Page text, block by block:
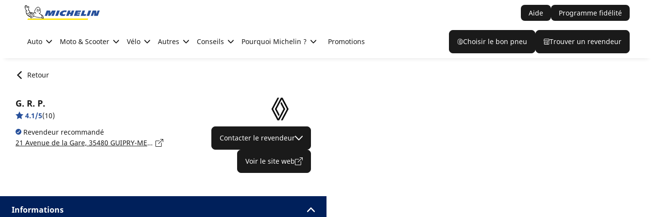
Go to page content
Aide Programme fidélité
Auto Moto & Scooter Vélo Autres Conseils Pourquoi Michelin ? Promotions Choisir le bon pneu Trouver un revendeur
Retour
G. R. P.
4.1/5(10)
Revendeur recommandé
21 Avenue de la Gare, 35480 GUIPRY-MESSAC
Contacter le revendeur
Voir le site web
Informations